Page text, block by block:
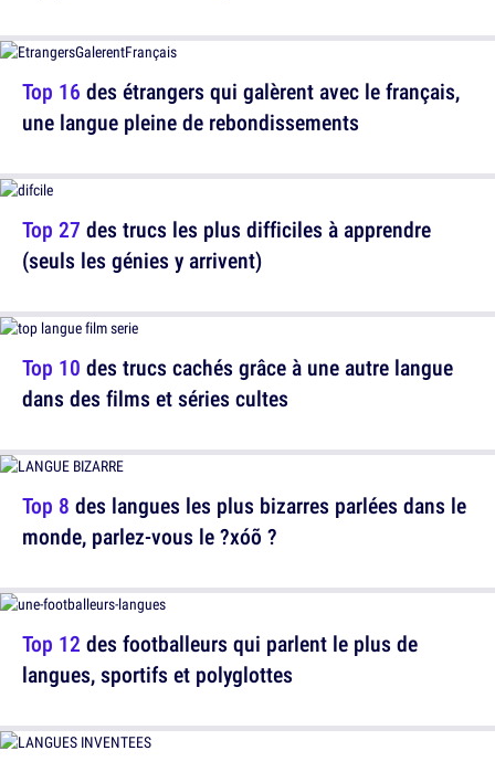
Top 27 des trucs les plus difficiles à apprendre
(seuls les génies y arrivent)
Top 8 des langues les plus bizarres parlées dans le
monde, parlez-vous le ?xóõ ?
Top 16 des étrangers qui galèrent avec le français,
une langue pleine de rebondissements
Top 10 des trucs cachés grâce à une autre langue
dans des films et séries cultes
Top 12 des footballeurs qui parlent le plus de
langues, sportifs et polyglottes